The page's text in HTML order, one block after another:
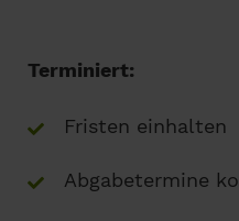
Terminiert:
Fristen einhalten
Abgabetermine